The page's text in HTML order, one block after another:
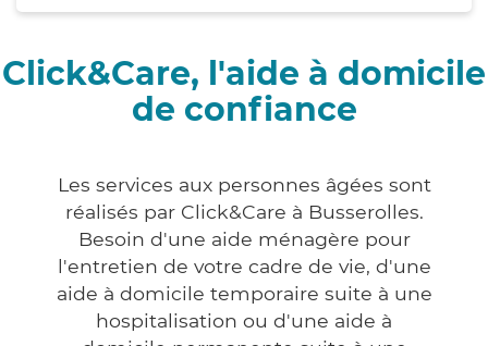
Click&Care, l'aide à domicile
de confiance
Les services aux personnes âgées sont
réalisés par Click&Care à Busserolles.
Besoin d'une aide ménagère pour
l'entretien de votre cadre de vie, d'une
aide à domicile temporaire suite à une
hospitalisation ou d'une aide à